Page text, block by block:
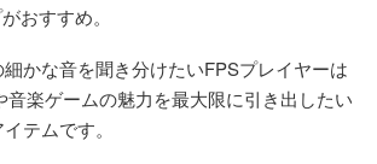
おすすめ。
かな音を聞き分けたいFPSプレイヤーは
音楽ゲームの魅力を最大限に引き出したい
テムです。